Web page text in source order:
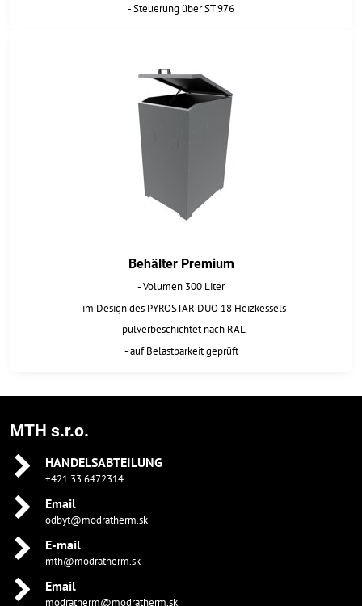
- Steuerung über ST 976
Behälter Premium
- Volumen 300 Liter
- im Design des PYROSTAR DUO 18 Heizkessels
- pulverbeschichtet nach RAL
- auf Belastbarkeit geprüft
MTH s.r.o.
HANDELSABTEILUNG
+421 33 6472314
Email
odbyt@modratherm.sk
E-mail
mth@modratherm.sk
Email
modratherm@modratherm.sk